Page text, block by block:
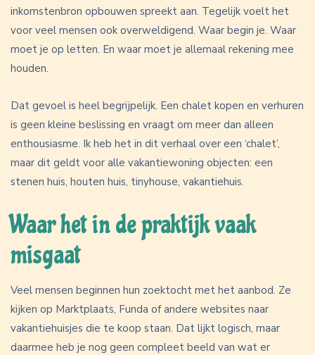
inkomstenbron opbouwen spreekt aan. Tegelijk voelt het
voor veel mensen ook overweldigend. Waar begin je. Waar
moet je op letten. En waar moet je allemaal rekening mee
houden.
Dat gevoel is heel begrijpelijk. Een chalet kopen en verhuren
is geen kleine beslissing en vraagt om meer dan alleen
enthousiasme. Ik heb het in dit verhaal over een ‘chalet’,
maar dit geldt voor alle vakantiewoning objecten: een
stenen huis, houten huis, tinyhouse, vakantiehuis.
Waar het in de praktijk vaak
misgaat
Veel mensen beginnen hun zoektocht met het aanbod. Ze
kijken op Marktplaats, Funda of andere websites naar
vakantiehuisjes die te koop staan. Dat lijkt logisch, maar
daarmee heb je nog geen compleet beeld van wat er